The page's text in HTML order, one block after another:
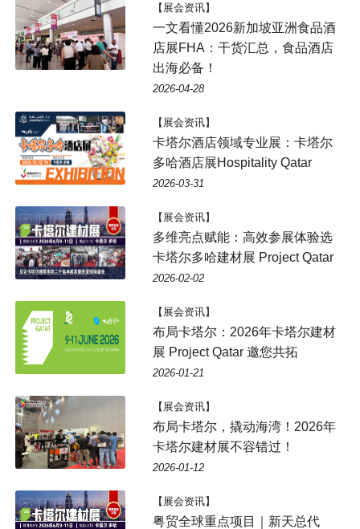
【展会资讯】
一文看懂2026新加坡亚洲食品酒
店展FHA：干货汇总，食品酒店
出海必备！
2026-04-28
【展会资讯】
卡塔尔酒店领域专业展：卡塔尔
多哈酒店展Hospitality Qatar
2026-03-31
【展会资讯】
多维亮点赋能：高效参展体验选
卡塔尔多哈建材展 Project Qatar
2026-02-02
【展会资讯】
布局卡塔尔：2026年卡塔尔建材
展 Project Qatar 邀您共拓
2026-01-21
【展会资讯】
布局卡塔尔，撬动海湾！2026年
卡塔尔建材展不容错过！
2026-01-12
【展会资讯】
粤贸全球重点项目｜新天总代